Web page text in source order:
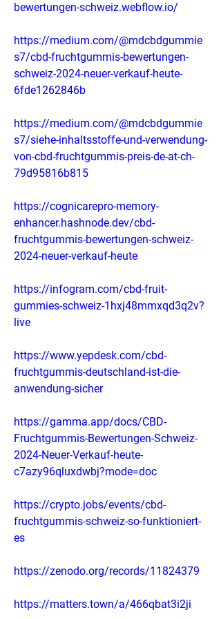
bewertungen-schweiz.webflow.io/
https://medium.com/@mdcbdgummie
s7/cbd-fruchtgummis-bewertungen-
schweiz-2024-neuer-verkauf-heute-
6fde1262846b
https://medium.com/@mdcbdgummie
s7/siehe-inhaltsstoffe-und-verwendung-
von-cbd-fruchtgummis-preis-de-at-ch-
79d95816b815
https://cognicarepro-memory-
enhancer.hashnode.dev/cbd-
fruchtgummis-bewertungen-schweiz-
2024-neuer-verkauf-heute
https://infogram.com/cbd-fruit-
gummies-schweiz-1hxj48mmxqd3q2v?
live
https://www.yepdesk.com/cbd-
fruchtgummis-deutschland-ist-die-
anwendung-sicher
https://gamma.app/docs/CBD-
Fruchtgummis-Bewertungen-Schweiz-
2024-Neuer-Verkauf-heute-
c7azy96qluxdwbj?mode=doc
https://crypto.jobs/events/cbd-
fruchtgummis-schweiz-so-funktioniert-
es
https://zenodo.org/records/11824379
https://matters.town/a/466qbat3i2ji